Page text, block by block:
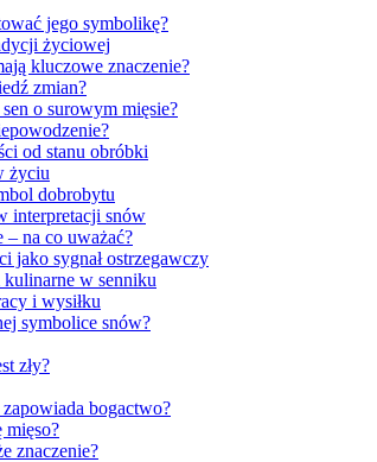
jego symbolikę?
życiowej
kluczowe znaczenie?
zmian?
o surowym mięsie?
od stanu obróbki
życiu
dobrobytu
interpretacji snów
– na co uważać?
jako sygnał ostrzegawczy
w senniku
i wysiłku
symbolice snów?
zły?
bogactwo?
mięso?
znaczenie?